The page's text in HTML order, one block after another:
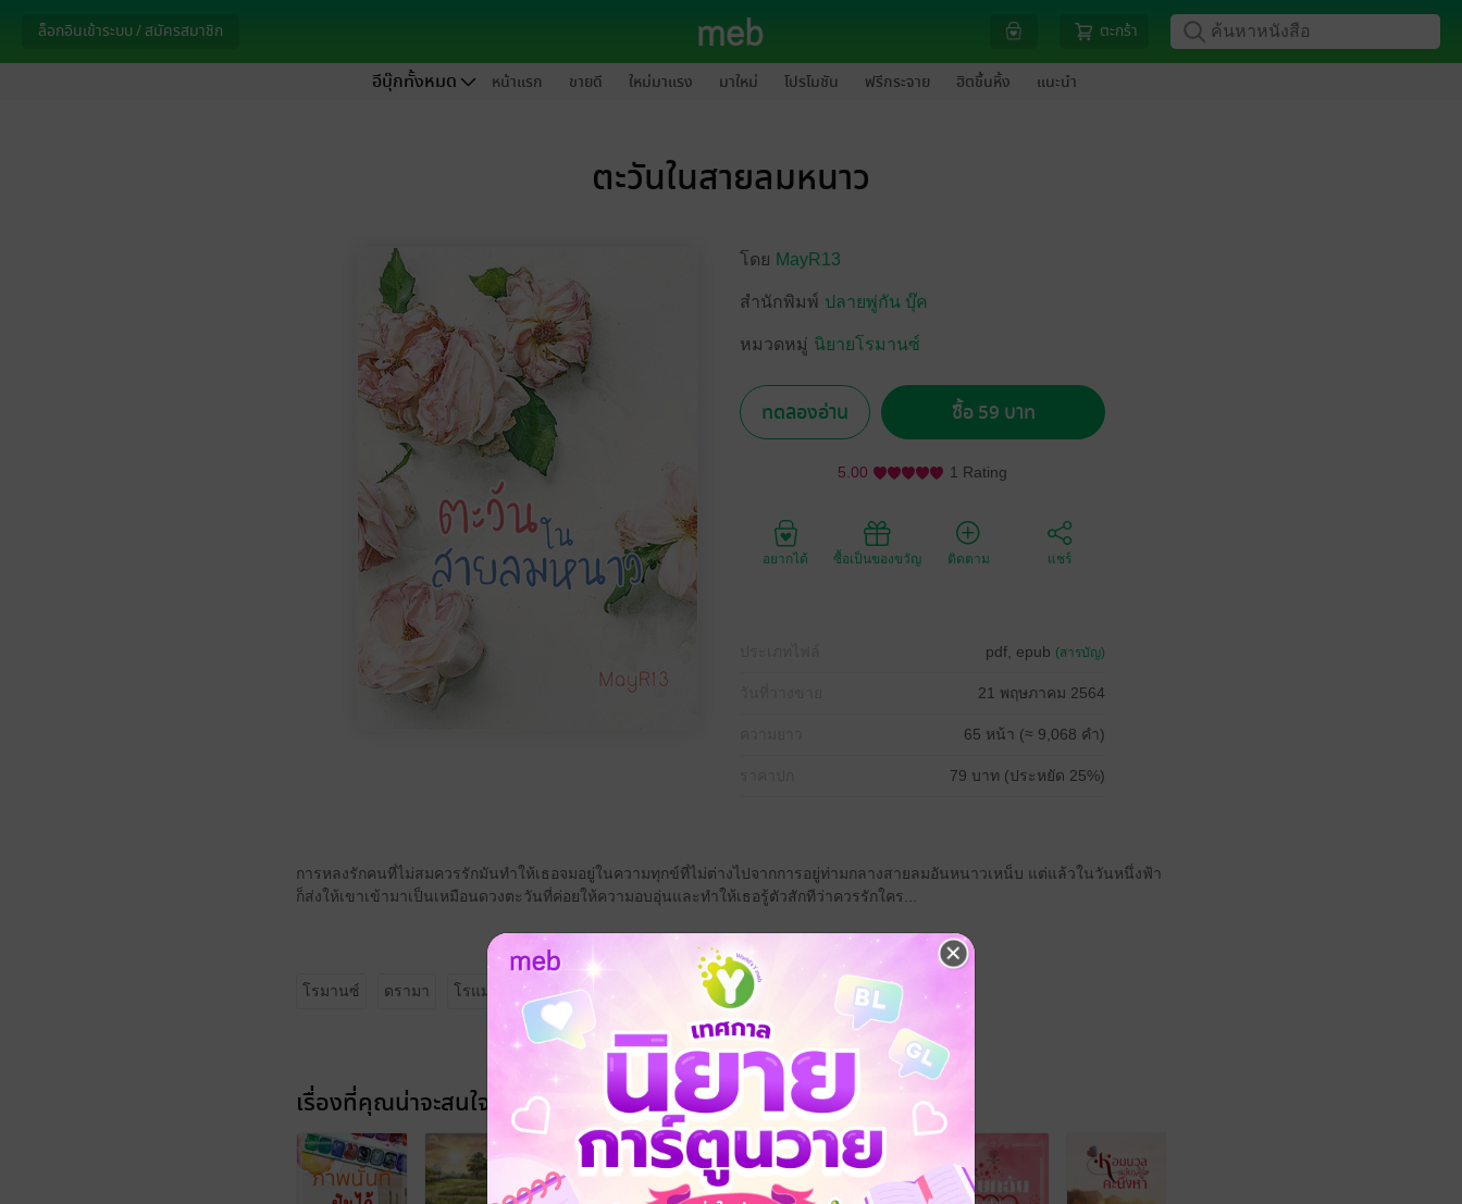
ล็อกอินเข้าระบบ / สมัครสมาชิก ตะกร้า
อีบุ๊กทั้งหมด หน้าแรก ขายดี ใหม่มาแรง มาใหม่ โปรโมชัน ฟรีกระจาย ฮิตขึ้นหิ้ง แนะนำ
ตะวันในสายลมหนาว
โดย MayR13
สำนักพิมพ์ ปลายพู่กัน บุ๊ค
หมวดหมู่ นิยายโรมานซ์
ทดลองอ่าน ซื้อ 59 บาท
5.00 1 Rating
อยากได้ ซื้อเป็นของขวัญ ติดตาม แชร์
pdf, epub (สารบัญ)
21 พฤษภาคม 2564
65 หน้า (≈ 9,068 คำ)
79 บาท (ประหยัด 25%)
การหลงรักคนที่ไม่สมควรรักมันทำให้เธอจมอยู่ในความทุกข์ที่ไม่ต่างไปจากการอยู่ท่ามกลางสายลมอันหนาวเหน็บ แต่แล้วในวันหนึ่งฟ้า
ก็ส่งให้เขาเข้ามาเป็นเหมือนดวงตะวันที่ค่อยให้ความอบอุ่นและทำให้เธอรู้ตัวสักทีว่าควรรักใคร...
โรมานซ์ ดรามา โรแมนติก 18+
เรื่องที่คุณน่าจะสนใจ